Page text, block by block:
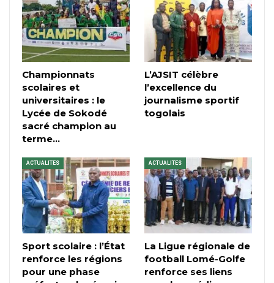
Championnats
scolaires et
universitaires : le
Lycée de Sokodé
sacré champion au
terme…
L’AJSIT célèbre
l’excellence du
journalisme sportif
togolais
ACTUALITES
Sport scolaire : l’État
renforce les régions
pour une phase
ACTUALITES
La Ligue régionale de
football Lomé-Golfe
renforce ses liens